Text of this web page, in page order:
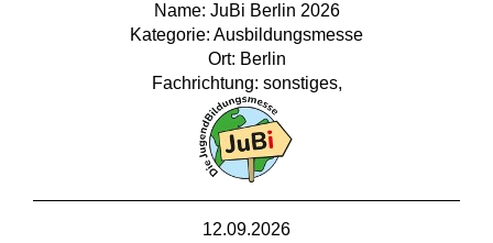
Name: JuBi Berlin 2026
Kategorie: Ausbildungsmesse
Ort: Berlin
Fachrichtung: sonstiges,
12.09.2026